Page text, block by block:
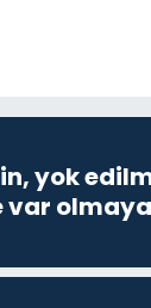
yok
var